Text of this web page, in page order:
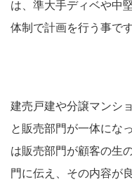
は、準大手ディベや中
体制で計画を行う事です
建売戸建や分譲マンシ
と販売部門が一体にな
は販売部門が顧客の生
門に伝え、その内容が